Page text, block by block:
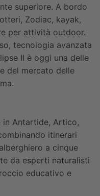
superiore. A bordo
Zodiac, kayak,
per attività outdoor.
tecnologia avanzata
II è oggi una delle
del mercato delle
in Antartide, Artico,
itinerari
a cinque
da esperti naturalisti
educativo e